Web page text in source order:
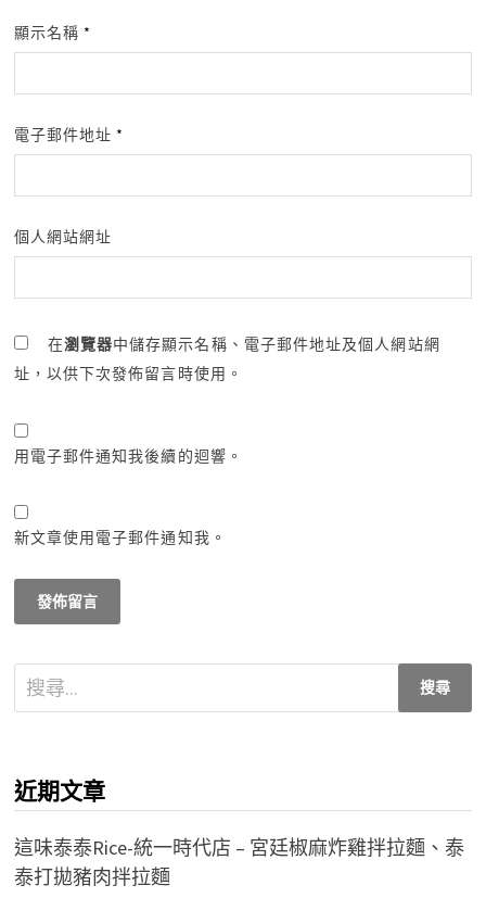
顯示名稱 *
電子郵件地址 *
個人網站網址
在瀏覽器中儲存顯示名稱、電子郵件地址及個人網站網
址，以供下次發佈留言時使用。
用電子郵件通知我後續的迴響。
新文章使用電子郵件通知我。
搜
尋
字:
近期文章
這味泰泰Rice-統一時代店 – 宮廷椒麻炸雞拌拉麵、泰
泰打拋豬肉拌拉麵